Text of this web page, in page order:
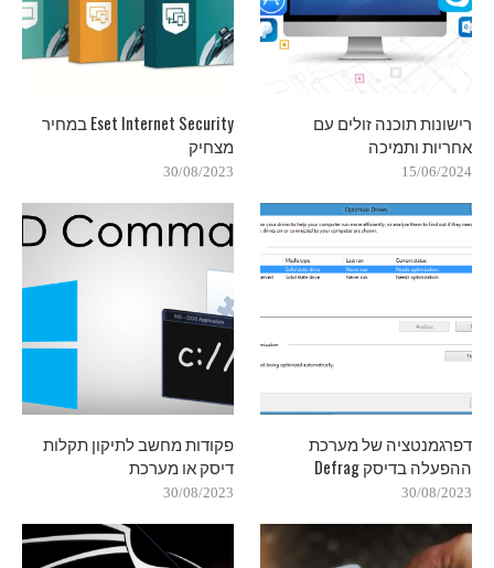
רישונות תוכנה זולים עם
אחריות ותמיכה
15/06/2024
Eset Internet Security במחיר
מצחיק
30/08/2023
דפרגמנטציה של מערכת
ההפעלה בדיסק Defrag
30/08/2023
פקודות מחשב לתיקון תקלות
דיסק או מערכת
30/08/2023